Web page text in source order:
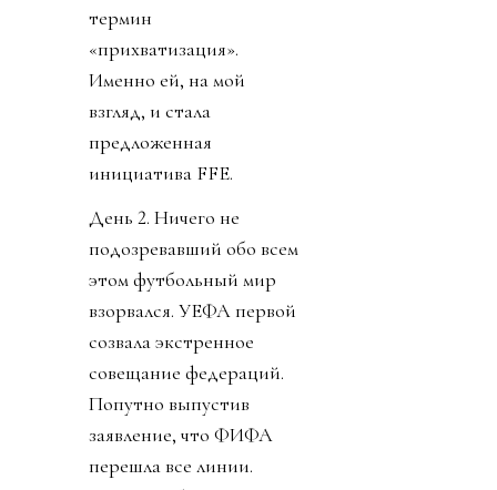
термин
«прихватизация».
Именно ей, на мой
взгляд, и стала
предложенная
инициатива FFE.
День 2. Ничего не
подозревавший обо всем
этом футбольный мир
взорвался. УЕФА первой
созвала экстренное
совещание федераций.
Попутно выпустив
заявление, что ФИФА
перешла все линии.